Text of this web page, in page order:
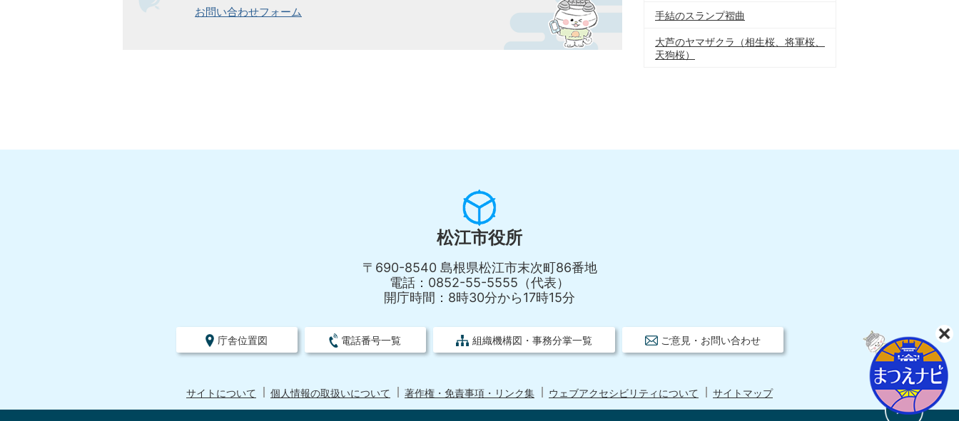
お問い合わせフォーム
手結のスランプ褶曲
大芦のヤマザクラ（相生桜、将軍桜、
天狗桜）
松江市役所
〒690-8540 島根県松江市末次町86番地
電話：0852-55-5555（代表）
開庁時間：8時30分から17時15分
庁舎位置図 電話番号一覧 組織機構図・事務分掌一覧 ご意見・お問い合わせ
サイトについて 個人情報の取扱いについて 著作権・免責事項・リンク集 ウェブアクセシビリティについて サイトマップ